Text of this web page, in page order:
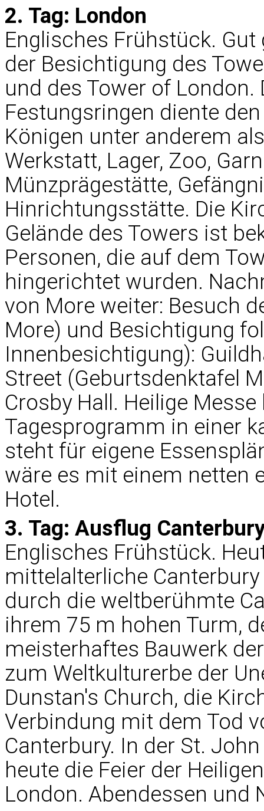
2. Tag: London
Englisches Frühstück.
der Besichtigung des
und des Tower of London.
Festungsringen diente
Königen unter anderem
Werkstatt, Lager, Zoo,
Münzprägestätte,
Hinrichtungsstätte. Die
Gelände des Towers ist
Personen, die auf dem
hingerichtet wurden.
von More weiter: Besuch
More) und Besichtigung
Innenbesichtigung):
Street (Geburtsdenktafel
Crosby Hall. Heilige
Tagesprogramm in einer
steht für eigene
wäre es mit einem netten
Hotel.
3. Tag: Ausflug
Englisches Frühstück.
mittelalterliche
durch die weltberühmte
ihrem 75 m hohen Turm,
meisterhaftes Bauwerk
zum Weltkulturerbe der
Dunstan's Church, die
Verbindung mit dem Tod
Canterbury. In der St.
heute die Feier der
London. Abendessen und